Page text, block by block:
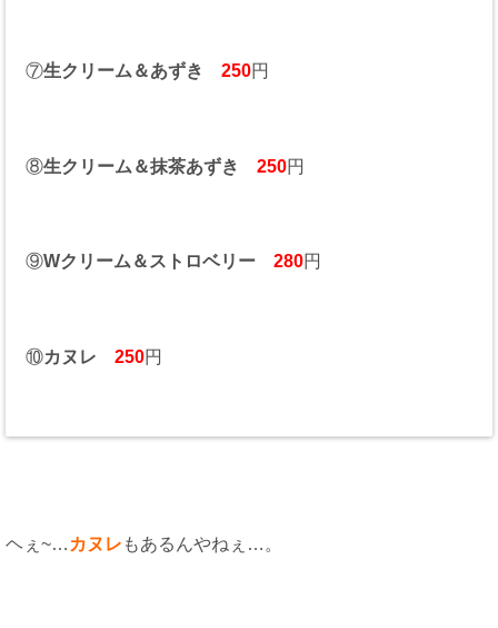
⑦生クリーム＆あずき 250円
⑧生クリーム＆抹茶あずき 250円
⑨Wクリーム＆ストロベリー 280円
⑩カヌレ 250円
ヘぇ~… カヌレ もあるんやねぇ…。